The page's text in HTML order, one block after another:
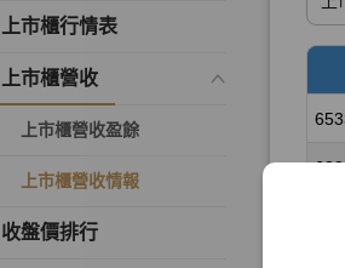
上市櫃行情表
上市櫃營收
上市櫃營收盈餘
上市櫃營收情報
收盤價排行